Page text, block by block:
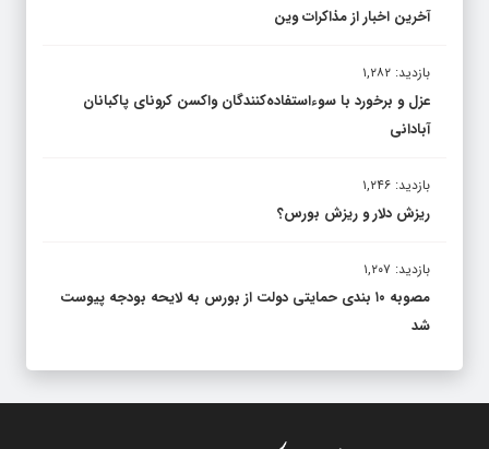
آخرین اخبار از مذاکرات وین
بازدید: ۱,۲۸۲
عزل و برخورد با سوءاستفاده‌کنندگان واکسن کرونای پاکبانان
آبادانی
بازدید: ۱,۲۴۶
ریزش دلار و ریزش بورس؟
بازدید: ۱,۲۰۷
مصوبه ۱۰ بندی حمایتی دولت از بورس به لایحه بودجه پیوست
شد